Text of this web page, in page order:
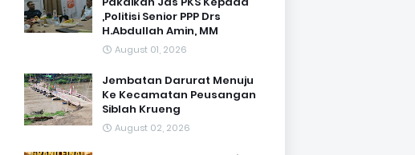
,Politisi Senior PPP Drs
H.Abdullah Amin, MM
August 01, 2026
Jembatan Darurat Menuju
Ke Kecamatan Peusangan
Siblah Krueng
August 02, 2026